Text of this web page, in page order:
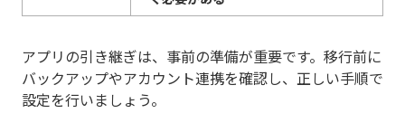
アプリの引き継ぎは、事前の準備が重要です。移行前に
バックアップやアカウント連携を確認し、正しい手順で
設定を行いましょう。